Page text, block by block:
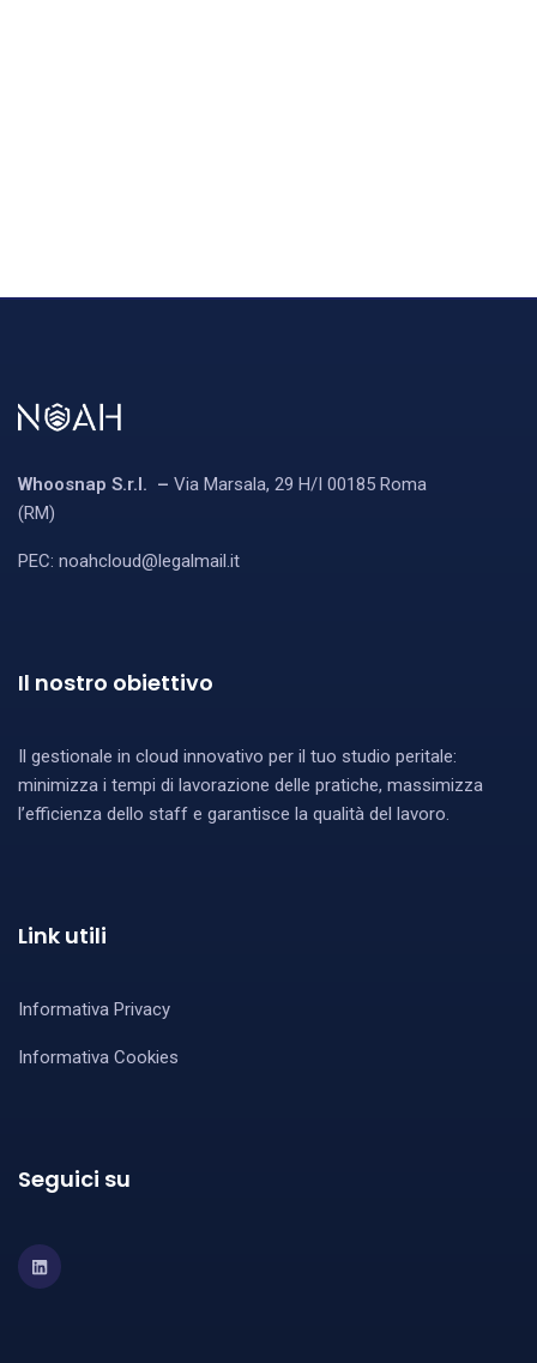
Whoosnap S.r.l. – Via Marsala, 29 H/I 00185 Roma
(RM)
PEC: noahcloud@legalmail.it
Il nostro obiettivo
Il gestionale in cloud innovativo per il tuo studio peritale:
minimizza i tempi di lavorazione delle pratiche, massimizza
l’efficienza dello staff e garantisce la qualità del lavoro.
Link utili
Informativa Privacy
Informativa Cookies
Seguici su